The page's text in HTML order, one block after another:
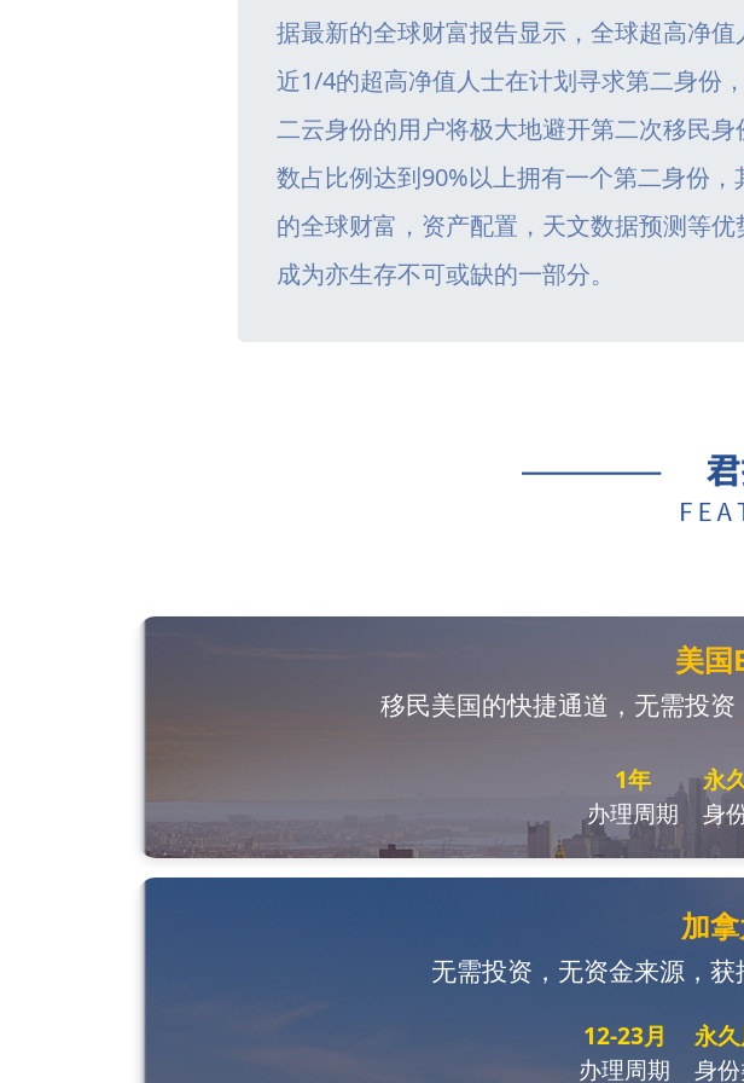
据最新的全球财富报告显示，全球超高净值
近1/4的超高净值人士在计划寻求第二身份
二云身份的用户将极大地避开第二次移民身
数占比例达到90%以上拥有一个第二身份，
的全球财富，资产配置，天文数据预测等优
成为亦生存不可或缺的一部分。
美国
移民美国的快捷通道，无需投
1年
办理周期
永
身
加
无需投资，无资金来源，
12-23月
办理周期
永
身